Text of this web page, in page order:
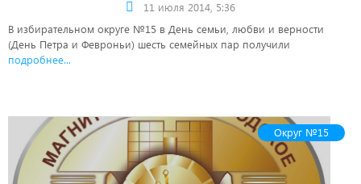
11 июля 2014, 5:36
В избирательном округе №15 в День семьи, любви и верности
(День Петра и Февроньи) шесть семейных пар получили
подробнее...
Округ №15